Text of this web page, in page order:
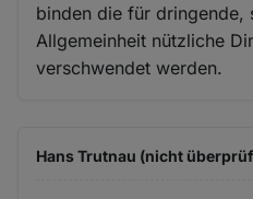
binden die für dringende,
Allgemeinheit nützliche
verschwendet werden.
Hans Trutnau (nicht